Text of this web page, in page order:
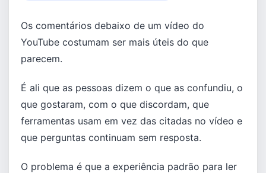
Os comentários debaixo de um vídeo do
YouTube costumam ser mais úteis do que
parecem.
É ali que as pessoas dizem o que as confundiu, o
que gostaram, com o que discordam, que
ferramentas usam em vez das citadas no vídeo e
que perguntas continuam sem resposta.
O problema é que a experiência padrão para ler